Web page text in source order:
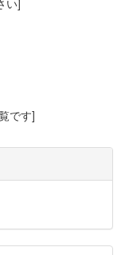
い]
です]